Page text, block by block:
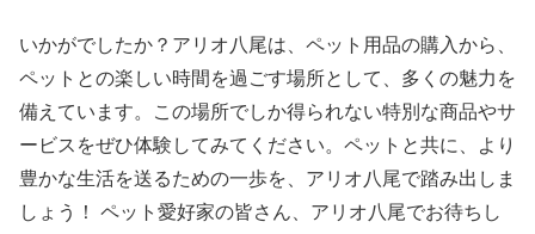
いかがでしたか？アリオ八尾は、ペット用品の購入から、
ペットとの楽しい時間を過ごす場所として、多くの魅力を
備えています。この場所でしか得られない特別な商品やサ
ービスをぜひ体験してみてください。ペットと共に、より
豊かな生活を送るための一歩を、アリオ八尾で踏み出しま
しょう！ ペット愛好家の皆さん、アリオ八尾でお待ちし